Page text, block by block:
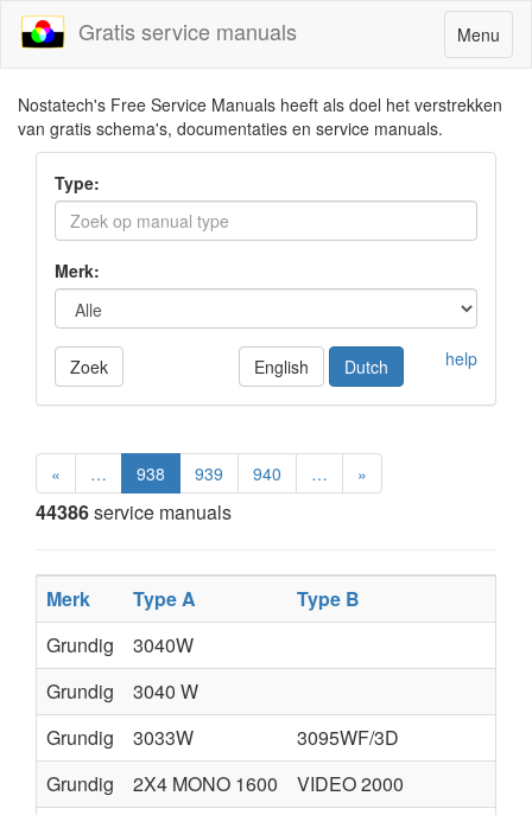
Toggle
navigation
Menu
Gratis service manuals
Nostatech's Free Service Manuals heeft als doel het verstrekken
van gratis schema's, documentaties en service manuals.
Type:
Merk:
Zoek help
English Dutch
« … 938 939 940 … »
44386service manuals
Merk Type A Type B
Grundig
3040W
Grundig
3040 W
Grundig
3033W
3095WF/3D
Grundig
2X4 MONO 1600
VIDEO 2000